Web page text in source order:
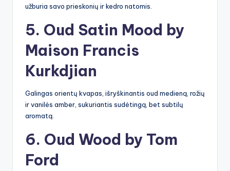
užburia savo prieskonių ir kedro natomis.
5. Oud Satin Mood by
Maison Francis
Kurkdjian
Galingas orientų kvapas, išryškinantis oud medieną, rožių
ir vanilės amber, sukuriantis sudėtingą, bet subtilų
aromatą.
6. Oud Wood by Tom
Ford